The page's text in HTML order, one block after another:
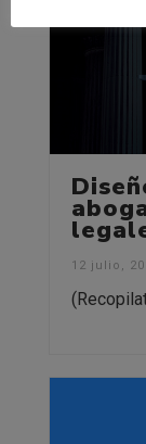
12 julio,